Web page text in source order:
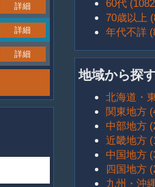
詳細
詳細
詳細
60代
70歳以上
年代不詳
地域から探
北海道・
関東地方
中部地方
近畿地方
中国地方
四国地方
九州・沖